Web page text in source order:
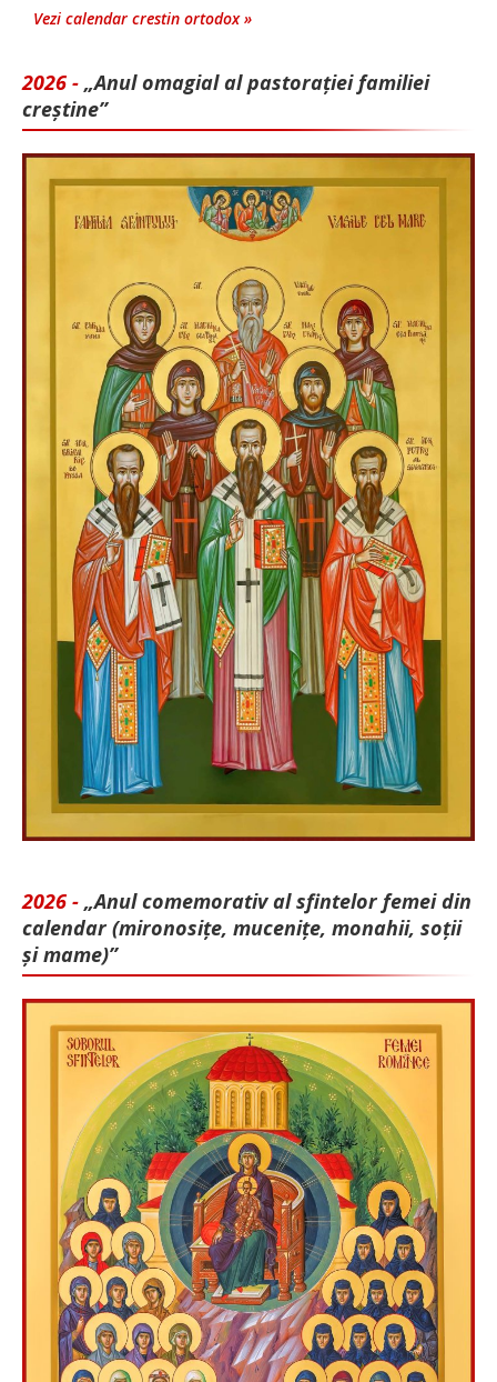
Vezi calendar crestin ortodox »
2026 - „Anul omagial al pastorației familiei
creștine”
2026 - „Anul comemorativ al sfintelor femei din
calendar (mironosițe, mu­cenițe, monahii, soții
și mame)”